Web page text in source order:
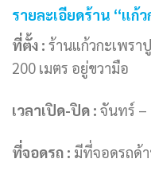
รายละเอียดร้าน “แก้
ที่ตั้ง : ร้านแก้วกะเพรา
200 เมตร อยู่ขวามือ
เวลาเปิด-ปิด : จันทร์ –
ที่จอดรถ : มีที่จอดรถด้